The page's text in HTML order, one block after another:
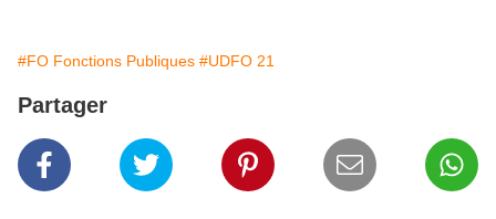
#FO Fonctions Publiques #UDFO 21
Partager